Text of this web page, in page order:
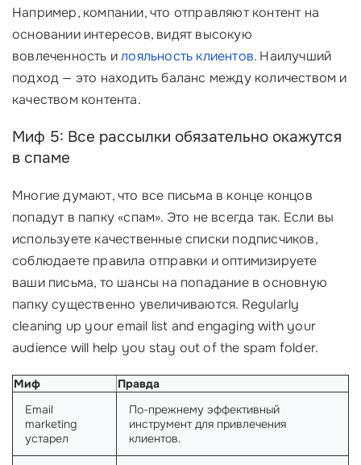
Например, компании, что отправляют контент на
основании интересов, видят высокую
вовлеченность илояльность клиентов. Наилучший
подход — это находить баланс между количеством и
качеством контента.
Миф 5: Все рассылки обязательно окажутся
в спаме
Многие думают, что все письма в конце концов
попадут в папку «спам». Это не всегда так. Если вы
используете качественные списки подписчиков,
соблюдаете правила отправки и оптимизируете
ваши письма, то шансы на попадание в основную
папку существенно увеличиваются. Regularly
cleaning up your email list and engaging with your
audience will help you stay out of the spam folder.
Миф
Правда
Email
marketing
устарел
По-прежнему эффективный
инструмент для привлечения
клиентов.